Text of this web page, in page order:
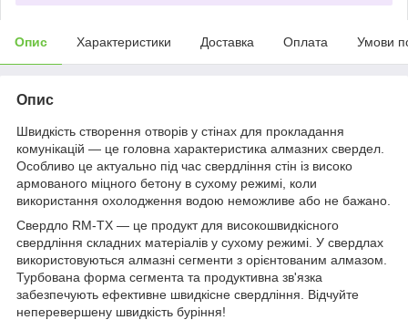
Опис Характеристики Доставка Оплата Умови
Опис
Швидкість створення отворів у стінах для прокладання
комунікацій — це головна характеристика алмазних свердел.
Особливо це актуально під час свердління стін із високо
армованого міцного бетону в сухому режимі, коли
використання охолодження водою неможливе або не бажано.
Свердло RM-TX — це продукт для високошвидкісного
свердління складних матеріалів у сухому режимі. У свердлах
використовуються алмазні сегменти з орієнтованим алмазом.
Турбована форма сегмента та продуктивна зв'язка
забезпечують ефективне швидкісне свердління. Відчуйте
неперевершену швидкість буріння!